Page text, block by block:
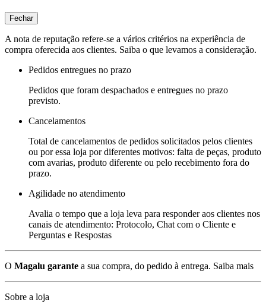
Fechar
A nota de reputação refere-se a vários critérios na experiência de
compra oferecida aos clientes. Saiba o que levamos a consideração.
Pedidos entregues no prazo
Pedidos que foram despachados e entregues no prazo
previsto.
Cancelamentos
Total de cancelamentos de pedidos solicitados pelos clientes
ou por essa loja por diferentes motivos: falta de peças, produto
com avarias, produto diferente ou pelo recebimento fora do
prazo.
Agilidade no atendimento
Avalia o tempo que a loja leva para responder aos clientes nos
canais de atendimento: Protocolo, Chat com o Cliente e
Perguntas e Respostas
O Magalu garante a sua compra, do pedido à entrega. Saiba mais
Sobre a loja